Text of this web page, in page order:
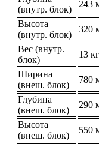
(внутр. блок)
243
Высота
(внутр. блок)
320
Вес (внутр.
блок)
13 кг
Ширина
(внеш. блок)
780
Глубина
(внеш. блок)
290
Высота
(внеш. блок)
550